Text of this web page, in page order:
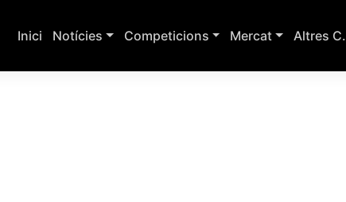
Inici Notícies Competicions Mercat Altres C.